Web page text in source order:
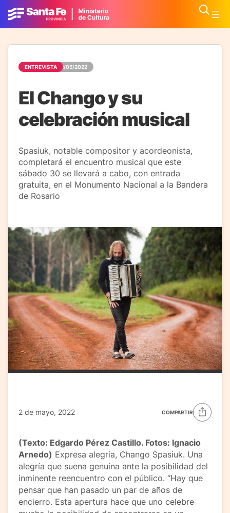
ENTREVISTA 02/05/2022
El Chango y su
celebración musical
Spasiuk, notable compositor y acordeonista,
completará el encuentro musical que este
sábado 30 se llevará a cabo, con entrada
gratuita, en el Monumento Nacional a la Bandera
de Rosario
2 de mayo, 2022 COMPARTIR
(Texto: Edgardo Pérez Castillo. Fotos: Ignacio
Arnedo) Expresa alegría, Chango Spasiuk. Una
alegría que suena genuina ante la posibilidad del
inminente reencuentro con el público. “Hay que
pensar que han pasado un par de años de
encierro. Esta apertura hace que uno celebre